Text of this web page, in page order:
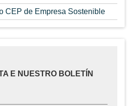
CEP de Empresa Sostenible
E NUESTRO BOLETÍN